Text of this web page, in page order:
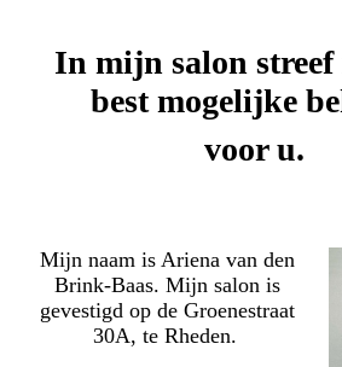
In mijn salon
best mogelijke
voor u.
Mijn naam is Ariena van den
Brink-Baas. Mijn salon is
gevestigd op de Groenestraat
30A, te Rheden.